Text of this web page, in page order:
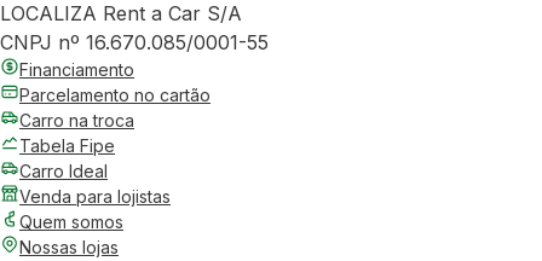
LOCALIZA Rent a Car S/A
CNPJ nº 16.670.085/0001-55
Financiamento
Parcelamento no cartão
Carro na troca
Tabela Fipe
Carro Ideal
Venda para lojistas
Quem somos
Nossas lojas